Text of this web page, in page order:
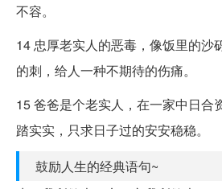
不容。
14 忠厚老实人的恶毒，像饭里的沙
的刺，给人一种不期待的伤痛。
15 爸爸是个老实人，在一家中日合
踏实实，只求日子过的安安稳稳。
鼓励人生的经典语句~